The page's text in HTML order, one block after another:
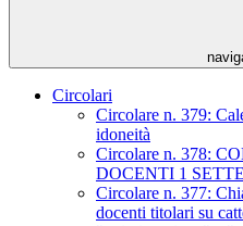
Circolari
Circolare n. 379:
idoneità
Circolare n. 378:
DOCENTI 1
Circolare n. 377:
docenti titolari su